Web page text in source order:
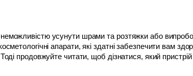
усунути шрами та розтяжки або
апарати, які здатні забезпечити вам
продовжуйте читати, щоб дізнатися, який